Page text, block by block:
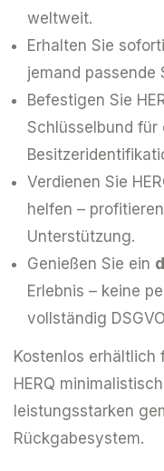
weltweit.
Erhalten Sie
jemand passende
Befestigen Sie
Schlüsselbund für
Verdienen Sie
helfen –
Unterstützung.
Genießen Sie ein
Erlebnis – keine
vollständig
Kostenlos erhältlich
HERQ
leistungsstarken
Rückgabesystem.